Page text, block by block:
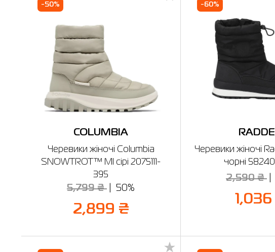
-50%
COLUMBIA
Черевики жіночі Columbia
SNOWTROT™ MI сірі 2075111-
395
5,799 ₴ 50%
2,899 ₴
-60%
Черевики жіночі
чорні
2,590 ₴